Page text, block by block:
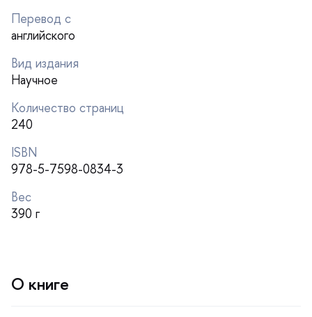
Перевод с
английского
ид издания
Научное
Количество страниц
240
ISBN
978-5-7598-0834-3
ес
390
О книге